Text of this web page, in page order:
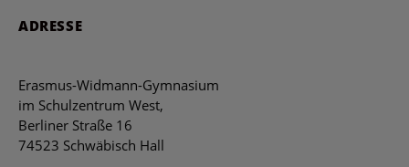
ADRESSE
Erasmus-Widmann-Gymnasium
im Schulzentrum West,
Berliner Straße 16
74523 Schwäbisch Hall